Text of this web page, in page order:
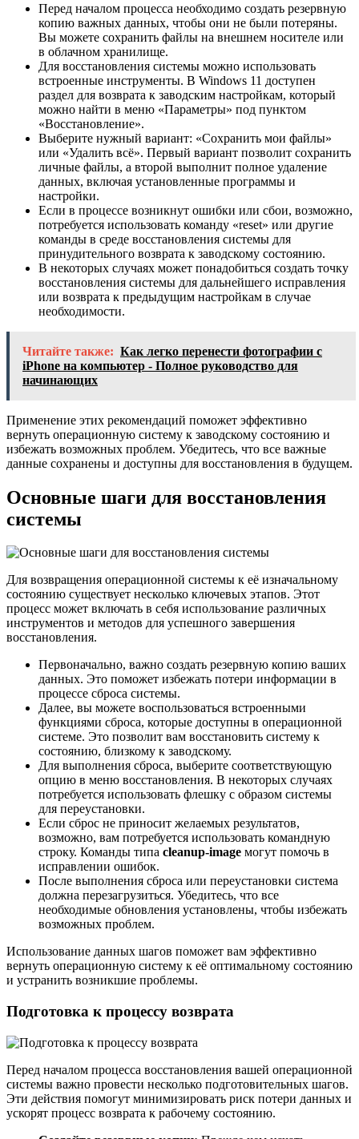
Перед началом процесса необходимо создать резервную
копию важных данных, чтобы они не были потеряны.
Вы можете сохранить файлы на внешнем носителе или
в облачном хранилище.
Для восстановления системы можно использовать
встроенные инструменты. В Windows 11 доступен
раздел для возврата к заводским настройкам, который
можно найти в меню «Параметры» под пунктом
«Восстановление».
Выберите нужный вариант: «Сохранить мои файлы»
или «Удалить всё». Первый вариант позволит сохранить
личные файлы, а второй выполнит полное удаление
данных, включая установленные программы и
настройки.
Если в процессе возникнут ошибки или сбои, возможно,
потребуется использовать команду «reset» или другие
команды в среде восстановления системы для
принудительного возврата к заводскому состоянию.
В некоторых случаях может понадобиться создать точку
восстановления системы для дальнейшего исправления
или возврата к предыдущим настройкам в случае
необходимости.
Читайте также: Как легко перенести фотографии с
iPhone на компьютер - Полное руководство для
начинающих
Применение этих рекомендаций поможет эффективно
вернуть операционную систему к заводскому состоянию и
избежать возможных проблем. Убедитесь, что все важные
данные сохранены и доступны для восстановления в будущем.
Основные шаги для восстановления
системы
Для возвращения операционной системы к её изначальному
состоянию существует несколько ключевых этапов. Этот
процесс может включать в себя использование различных
инструментов и методов для успешного завершения
восстановления.
Первоначально, важно создать резервную копию ваших
данных. Это поможет избежать потери информации в
процессе сброса системы.
Далее, вы можете воспользоваться встроенными
функциями сброса, которые доступны в операционной
системе. Это позволит вам восстановить систему к
состоянию, близкому к заводскому.
Для выполнения сброса, выберите соответствующую
опцию в меню восстановления. В некоторых случаях
потребуется использовать флешку с образом системы
для переустановки.
Если сброс не приносит желаемых результатов,
возможно, вам потребуется использовать командную
строку. Команды типа cleanup-image могут помочь в
исправлении ошибок.
После выполнения сброса или переустановки система
должна перезагрузиться. Убедитесь, что все
необходимые обновления установлены, чтобы избежать
возможных проблем.
Использование данных шагов поможет вам эффективно
вернуть операционную систему к её оптимальному состоянию
и устранить возникшие проблемы.
Подготовка к процессу возврата
Перед началом процесса восстановления вашей операционной
системы важно провести несколько подготовительных шагов.
Эти действия помогут минимизировать риск потери данных и
ускорят процесс возврата к рабочему состоянию.